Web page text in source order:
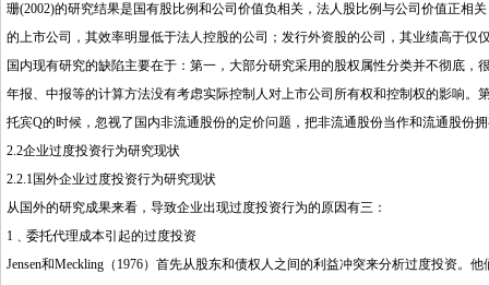
珊(2002)的研究结果是国有股比例和公司价值负相关，法人股比例与公司价值正相
的上市公司，其效率明显低于法人控股的公司；发行外资股的公司，其业绩高于仅
国内现有研究的缺陷主要在于：第一，大部分研究采用的股权属性分类并不彻底
年报、中报等的计算方法没有考虑实际控制人对上市公司所有权和控制权的影响
托宾Q的时候，忽视了国内非流通股份的定价问题，把非流通股份当作和流通股份
2.2企业过度投资行为研究现状
2.2.1国外企业过度投资行为研究现状
从国外的研究成果来看，导致企业出现过度投资行为的原因有三：
1﹑委托代理成本引起的过度投资
Jensen和Meckling（1976）首先从股东和债权人之间的利益冲突来分析过度投资